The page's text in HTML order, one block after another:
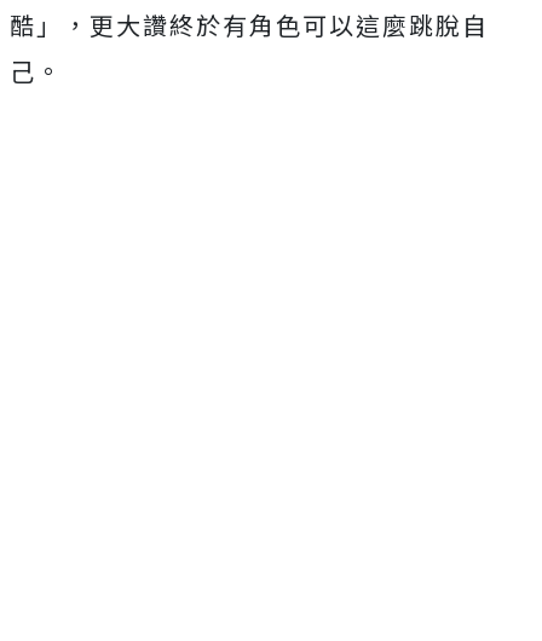
酷」， 更大讚終於有角色可以這麼跳脫自
己。